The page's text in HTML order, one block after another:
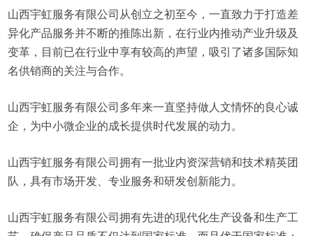
山西宇虹服务有限公司从创立之初至今，一直致力于打造差
异化产品服务并不断的推陈出新，在行业内推动产业升级及
变革，目前已在行业中享有较高的声望，吸引了诸多国际知
名供销商的关注与合作。
山西宇虹服务有限公司多年来一直坚持做人文情怀的良心诚
企，为中小微企业的成长提供时代发展的动力。
山西宇虹服务有限公司拥有一批业内资深营销和技术精英团
队，具有市场开发、专业服务和研发创新能力。
山西宇虹服务有限公司拥有先进的现代化生产设备和生产工